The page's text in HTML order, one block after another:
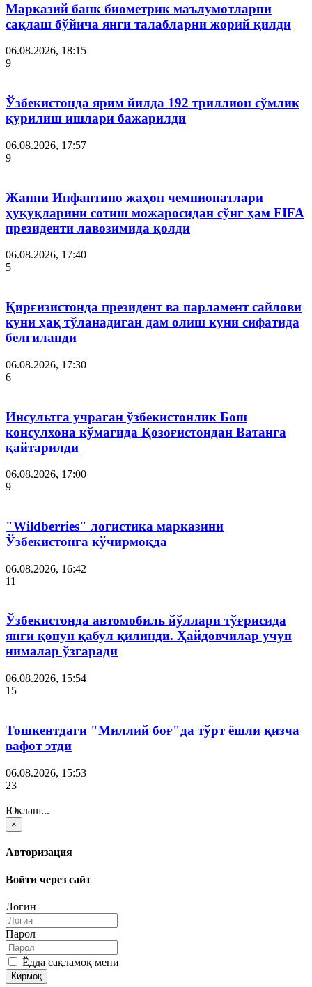
Марказий банк биометрик маълумотларни
сақлаш бўйича янги талабларни жорий қилди
06.08.2026, 18:15
9
Ўзбекистонда ярим йилда 192 триллион сўмлик
қурилиш ишлари бажарилди
06.08.2026, 17:57
9
Жанни Инфантино жаҳон чемпионатлари
ҳуқуқларини сотиш можаросидан сўнг ҳам FIFA
президенти лавозимида қолди
06.08.2026, 17:40
5
Қирғизистонда президент ва парламент сайлови
куни ҳақ тўланадиган дам олиш куни сифатида
белгиланди
06.08.2026, 17:30
6
Инсультга учраган ўзбекистонлик Бош
консулхона кўмагида Қозоғистондан Ватанга
қайтарилди
06.08.2026, 17:00
9
"Wildberries" логистика марказини
Ўзбекистонга кўчирмоқда
06.08.2026, 16:42
11
Ўзбекистонда автомобиль йўллари тўғрисида
янги қонун қабул қилинди. Ҳайдовчилар учун
нималар ўзгаради
06.08.2026, 15:54
15
Тошкентдаги "Миллий боғ"да тўрт ёшли қизча
вафот этди
06.08.2026, 15:53
23
Юклаш...
×
Авторизация
Войти через сайт
Логин
Парол
Ёдда сақламоқ мени